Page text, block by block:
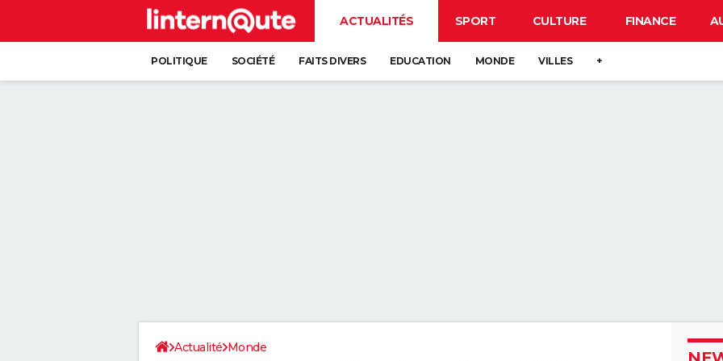
ACTUALITÉS SPORT CULTURE FINANCE
POLITIQUE SOCIÉTÉ FAITS DIVERS EDUCATION MONDE VILLES +
Actualité Monde